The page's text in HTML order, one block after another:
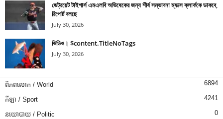
ডেট্রয়েট টাইগার্স এমএলবি অভিষেকের জন্য শীর্ষ সম্ভাবনা ম্যাক্স ক্লার্ককে ডাকবে,
রিপোর্ট বলছে
July 30, 2026
ভিডিও। $content.TitleNoTags
July 30, 2026
ពិភពលោក / World 6894
កីឡា / Sport 4241
នយោបាយ / Politic 0